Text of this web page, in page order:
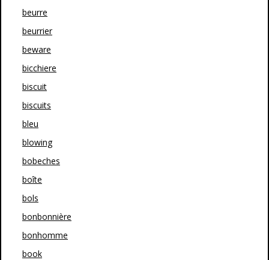
beurre
beurrier
beware
bicchiere
biscuit
biscuits
bleu
blowing
bobeches
boîte
bols
bonbonnière
bonhomme
book